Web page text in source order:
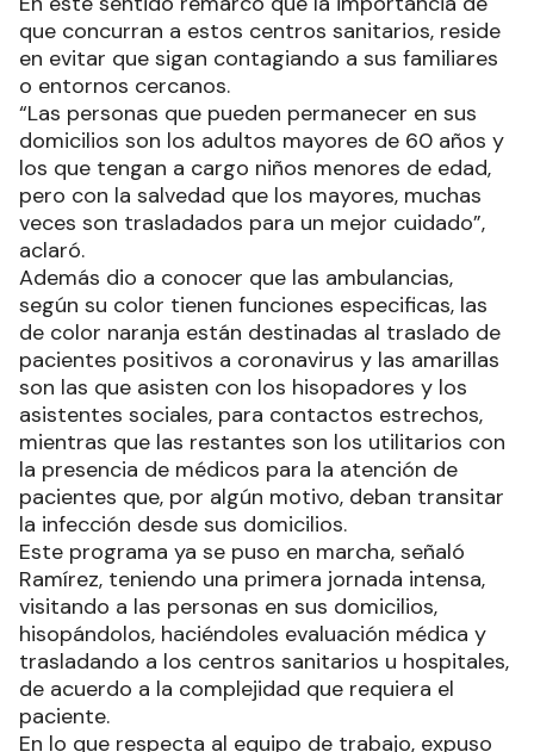
que concurran a estos centros sanitarios, reside
en evitar que sigan contagiando a sus familiares
o entornos cercanos.
“Las personas que pueden permanecer en sus
domicilios son los adultos mayores de 60 años y
los que tengan a cargo niños menores de edad,
pero con la salvedad que los mayores, muchas
veces son trasladados para un mejor cuidado”,
aclaró.
Además dio a conocer que las ambulancias,
según su color tienen funciones especificas, las
de color naranja están destinadas al traslado de
pacientes positivos a coronavirus y las amarillas
son las que asisten con los hisopadores y los
asistentes sociales, para contactos estrechos,
mientras que las restantes son los utilitarios con
la presencia de médicos para la atención de
pacientes que, por algún motivo, deban transitar
la infección desde sus domicilios.
Este programa ya se puso en marcha, señaló
Ramírez, teniendo una primera jornada intensa,
visitando a las personas en sus domicilios,
hisopándolos, haciéndoles evaluación médica y
trasladando a los centros sanitarios u hospitales,
de acuerdo a la complejidad que requiera el
paciente.
En lo que respecta al equipo de trabajo, expuso